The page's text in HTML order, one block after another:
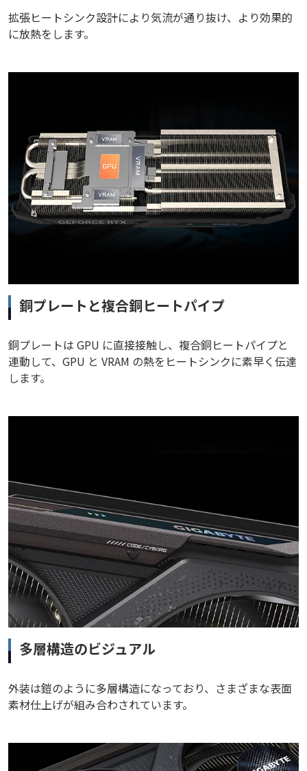
拡張ヒートシンク設計により気流が通り抜け、より効果的
に放熱をします。
銅プレートと複合銅ヒートパイプ
銅プレートは GPU に直接接触し、複合銅ヒートパイプと
連動して、GPU と VRAM の熱をヒートシンクに素早く伝達
します。
多層構造のビジュアル
外装は鎧のように多層構造になっており、さまざまな表面
素材仕上げが組み合わされています。